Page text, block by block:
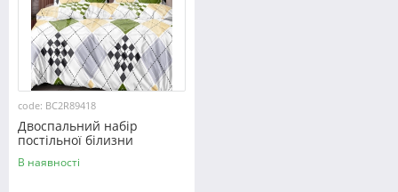
code: BC2R89418
Двоспальний набір
постільної білизни
180*220 із Ранфорсу
№89418 Черешенка™
В наявності